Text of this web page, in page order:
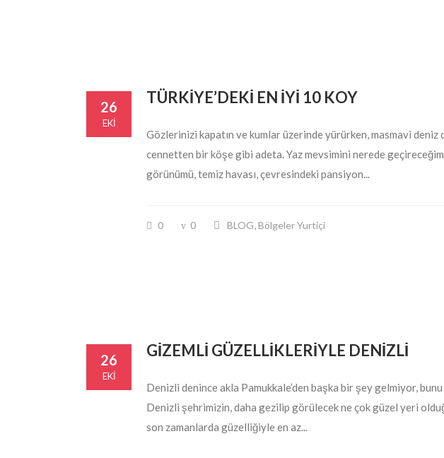
26
EKI
TÜRKİYE’DEKİ EN İYİ 10 KOY
Gözlerinizi kapatın ve kumlar üzerinde yürürken, masmavi
cennetten bir köşe gibi adeta. Yaz mevsimini nerede
görünümü, temiz havası, çevresindeki pansiyon...
0 0 BLOG,Bölgeler Yurtiçi
26
EKI
GİZEMLİ GÜZELLİKLERİYLE DENİZLİ
Denizli denince akla Pamukkale’den başka bir şey gelmiyor,
Denizli şehrimizin, daha gezilip görülecek ne çok güzel yeri
son zamanlarda güzelliğiyle en az...